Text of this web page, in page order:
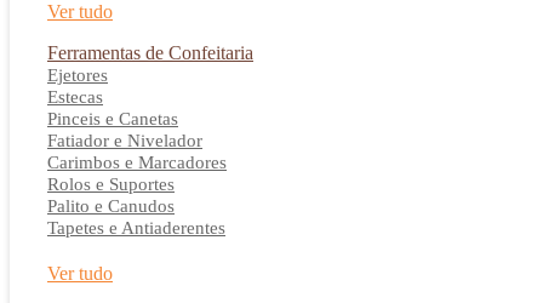
Ver tudo
Ferramentas de Confeitaria
Ejetores
Estecas
Pinceis e Canetas
Fatiador e Nivelador
Carimbos e Marcadores
Rolos e Suportes
Palito e Canudos
Tapetes e Antiaderentes
Ver tudo